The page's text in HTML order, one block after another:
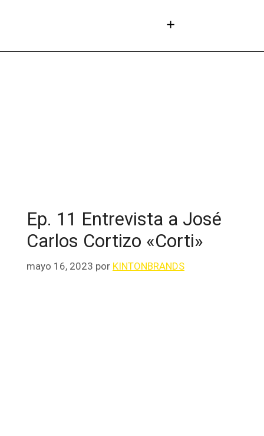
Ep. 11 Entrevista a José
Carlos Cortizo «Corti»
mayo 16, 2023 por KINTONBRANDS